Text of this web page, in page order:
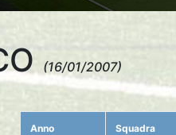
(16/01/2007)
Anno Squadra